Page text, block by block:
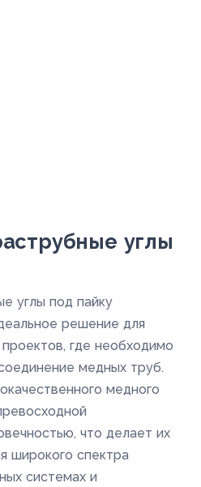
углы
углы под пайку
решение для
где необходимо
медных труб.
медного
что делает их
широкого спектра
системах и